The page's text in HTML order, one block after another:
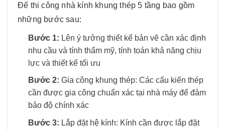
Để thi công nhà kính khung thép 5 tầng bao gồm
những bước sau:
Bước 1: Lên ý tưởng thiết kế bản vẽ cần xác định
nhu cầu và tính thẩm mỹ, tính toán khả năng chịu
lực và thiết kế tối ưu
Bước 2: Gia công khung thép: Các cấu kiến thép
cần được gia công chuẩn xác tại nhà máy để đảm
bảo độ chính xác
Bước 3: Lắp đặt hệ kính: Kính cần được lắp đặt